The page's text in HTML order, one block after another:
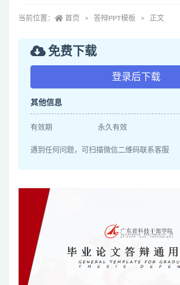
当前位置： 首页 答辩PPT模板 正文
免费下载
登录后下载
其他信息
有效期 永久有效
遇到任何问题，可扫描微信二维码联系客服